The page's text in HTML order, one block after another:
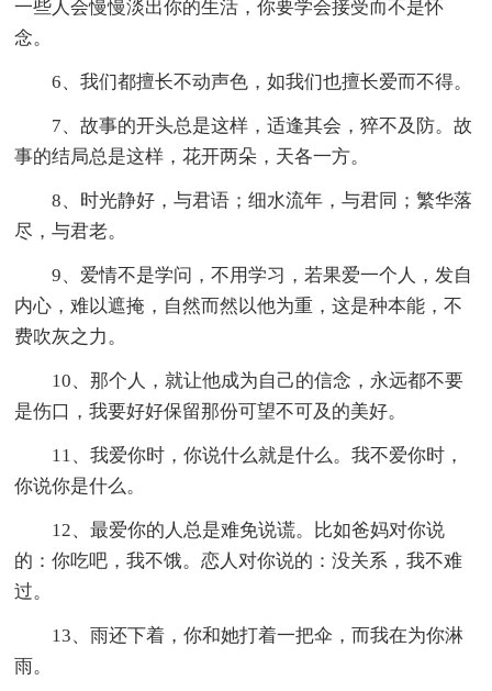
一些人会慢慢淡出你的生活，你要学会接受而不是怀
念。
6、我们都擅长不动声色，如我们也擅长爱而不得。
7、故事的开头总是这样，适逢其会，猝不及防。故
事的结局总是这样，花开两朵，天各一方。
8、时光静好，与君语；细水流年，与君同；繁华落
尽，与君老。
9、爱情不是学问，不用学习，若果爱一个人，发自
内心，难以遮掩，自然而然以他为重，这是种本能，不
费吹灰之力。
10、那个人，就让他成为自己的信念，永远都不要
是伤口，我要好好保留那份可望不可及的美好。
11、我爱你时，你说什么就是什么。我不爱你时，
你说你是什么。
12、最爱你的人总是难免说谎。比如爸妈对你说
的：你吃吧，我不饿。恋人对你说的：没关系，我不难
过。
13、雨还下着，你和她打着一把伞，而我在为你淋
雨。